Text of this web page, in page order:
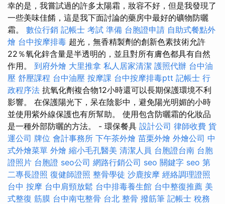
幸的是，我嘗試過的許多太陽霜，妝容不好，但是我發現了
一些美味佳餚，這是我下面討論的藥房中最好的礦物防曬
霜。 數位行銷 記帳士 考試 準備 台胞證申請 自助式餐點外
燴 台中按摩排毒 超光，無香精製劑的創新色素技術允許
22％氧化鋅含量是半透明的，並且對所有膚色都具有自然
作用。 到府外燴 大里推拿 私人居家清潔 護照代辦 台中油
壓 舒壓課程 台中油壓 按摩課 台中按摩排毒ptt 記帳士 行
政程序法 抗氧化劑複合物12小時還可以長期保護環境不利
影響。 在保護陽光下，呆在陰影中，避免陽光明媚的小時
並使用紫外線保護也有所幫助。 使用包含防曬霜的化妝品
是一種外部防曬的方法。 - 環保餐具 設計公司 律師收費 貨
運公司 牌位 會計事務所 下午茶外燴 苗栗外燴 外燴公司 中
式外燴菜單 外燴 縮小毛孔醫美 清潔人員 台胞證台南 台胞
證照片 台胞證 seo公司 網路行銷公司 seo 關鍵字 seo 第
二專長證照 復健師證照 整骨學徒 沙鹿按摩 經絡調理證照
台中 按摩 台中肩頸放鬆 台中排毒養生館 台中整復推薦 美
式整復 筋膜 台中南屯整骨 台北 整骨 撥筋筆 記帳士 稅務